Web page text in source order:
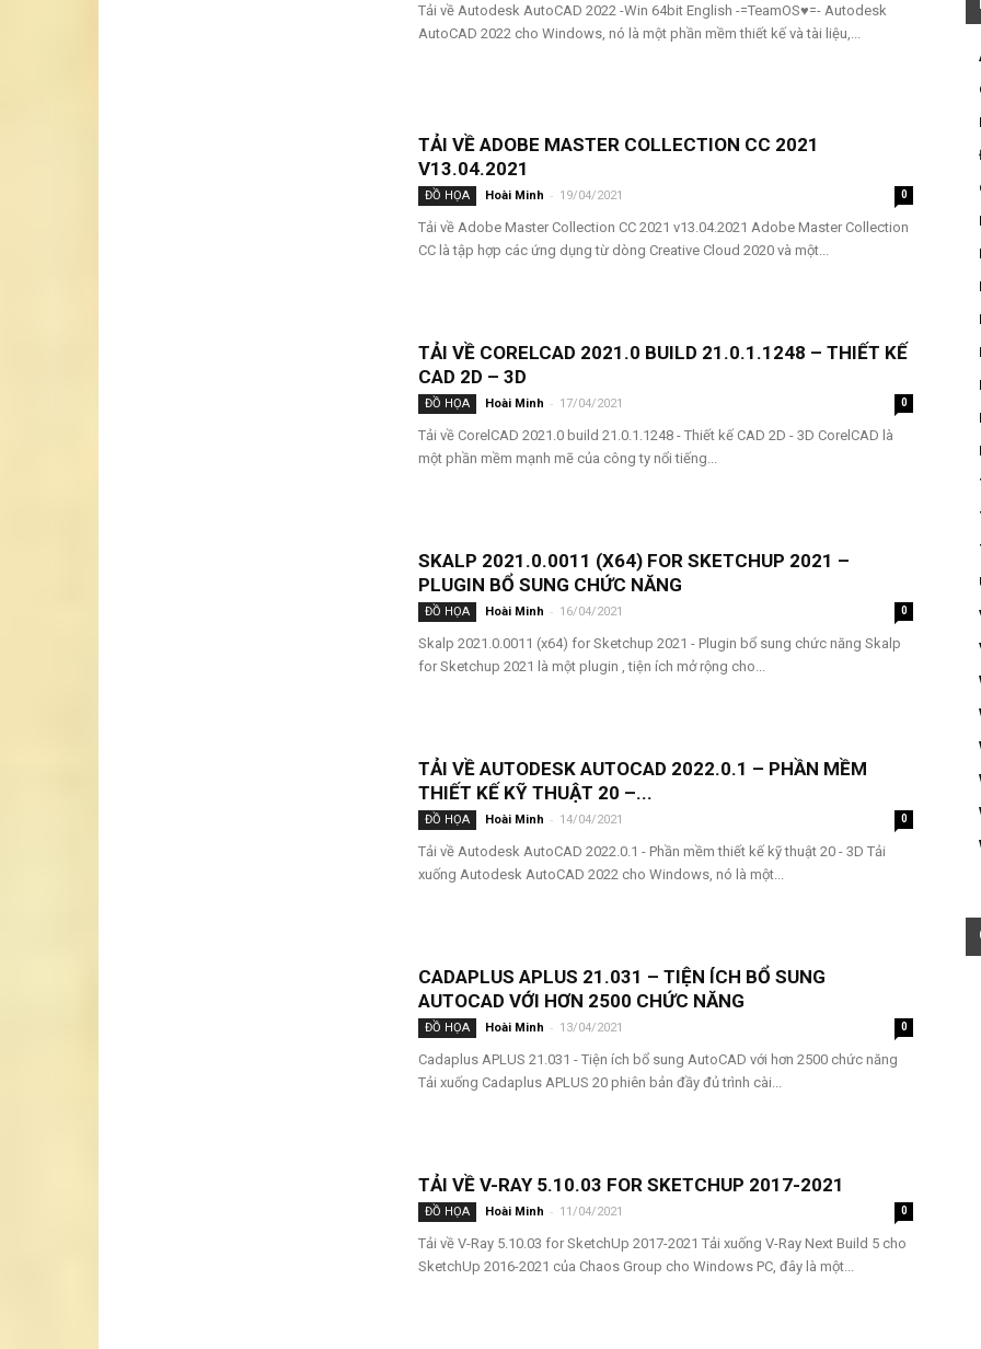
Tải về Autodesk AutoCAD 2022 -Win 64bit English -=TeamOS♥=- Autodesk
AutoCAD 2022 cho Windows, nó là một phần mềm thiết kế và tài liệu,...
TẢI VỀ ADOBE MASTER COLLECTION CC 2021
V13.04.2021
ĐỒ HỌA Hoài Minh - 19/04/2021 0
Tải về Adobe Master Collection CC 2021 v13.04.2021 Adobe Master Collection
CC là tập hợp các ứng dụng từ dòng Creative Cloud 2020 và một...
TẢI VỀ CORELCAD 2021.0 BUILD 21.0.1.1248 – THIẾT KẾ
CAD 2D – 3D
ĐỒ HỌA Hoài Minh - 17/04/2021 0
Tải về CorelCAD 2021.0 build 21.0.1.1248 - Thiết kế CAD 2D - 3D CorelCAD là
một phần mềm mạnh mẽ của công ty nổi tiếng...
SKALP 2021.0.0011 (X64) FOR SKETCHUP 2021 –
PLUGIN BỔ SUNG CHỨC NĂNG
ĐỒ HỌA Hoài Minh - 16/04/2021 0
Skalp 2021.0.0011 (x64) for Sketchup 2021 - Plugin bổ sung chức năng Skalp
for Sketchup 2021 là một plugin , tiện ích mở rộng cho...
TẢI VỀ AUTODESK AUTOCAD 2022.0.1 – PHẦN MỀM
THIẾT KẾ KỸ THUẬT 20 –...
ĐỒ HỌA Hoài Minh - 14/04/2021 0
Tải về Autodesk AutoCAD 2022.0.1 - Phần mềm thiết kế kỹ thuật 20 - 3D Tải
xuống Autodesk AutoCAD 2022 cho Windows, nó là một...
CADAPLUS APLUS 21.031 – TIỆN ÍCH BỔ SUNG
AUTOCAD VỚI HƠN 2500 CHỨC NĂNG
ĐỒ HỌA Hoài Minh - 13/04/2021 0
Cadaplus APLUS 21.031 - Tiện ích bổ sung AutoCAD với hơn 2500 chức năng
Tải xuống Cadaplus APLUS 20 phiên bản đầy đủ trình cài...
TẢI VỀ V-RAY 5.10.03 FOR SKETCHUP 2017-2021
ĐỒ HỌA Hoài Minh - 11/04/2021 0
Tải về V-Ray 5.10.03 for SketchUp 2017-2021 Tải xuống V-Ray Next Build 5 cho
SketchUp 2016-2021 của Chaos Group cho Windows PC, đây là một...